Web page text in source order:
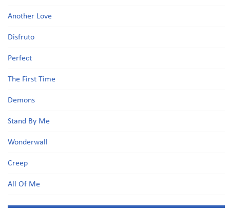
Another Love
Disfruto
Perfect
The First Time
Demons
Stand By Me
Wonderwall
Creep
All Of Me